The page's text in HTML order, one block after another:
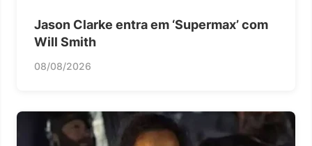
Jason Clarke entra em ‘Supermax’ com
Will Smith
08/08/2026